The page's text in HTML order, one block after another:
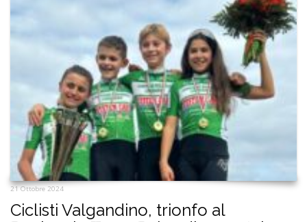
21 Ottobre 2024
Ciclisti Valgandino, trionfo al